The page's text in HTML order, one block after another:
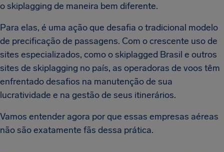
o skiplagging de maneira bem diferente.
Para elas, é uma ação que desafia o tradicional modelo
de precificação de passagens. Com o crescente uso de
sites especializados, como o skiplagged Brasil e outros
sites de skiplagging no país, as operadoras de voos têm
enfrentado desafios na manutenção de sua
lucratividade e na gestão de seus itinerários.
Vamos entender agora por que essas empresas aéreas
não são exatamente fãs dessa prática.